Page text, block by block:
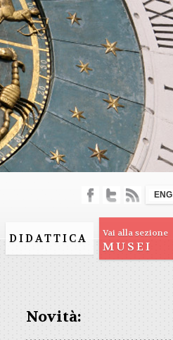
DIDATTICA Vai alla sezione
MUSEI
ENG
Novità: